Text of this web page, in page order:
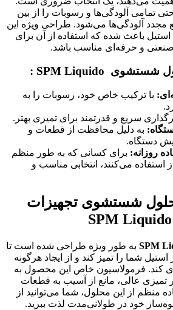
تمامی آلودگی‌ها و رسوبات را از بین
مجدد آلودگی‌ها می‌شود. طراحی ویژه این
باعث شده که استفاده از آن برای
صنعتی و حرفه‌ای مناسب باشد.
شستشوی SPM Liquido
:
: با ترکیب خاص خود، رسوبات را به
سریع و قدرتمند برای تمیزی بهتر.
: به دلیل محافظت از قطعات و
دستگاه.
روزانه: برای کسانی که به طور منظم
استفاده می‌کنند، انتخابی مناسب و
شستشوی تجهیزات
SPM به طور ویژه طراحی شده است تا
شما را تمیز کند و از ایجاد هرگونه
کند. فرمولاسیون خاص این محصول به
تمیزی عالی، مانع از آسیب به قطعات
منظم از این محلول، شما می‌توانید از
خود در طولانی‌مدت لذت ببرید.